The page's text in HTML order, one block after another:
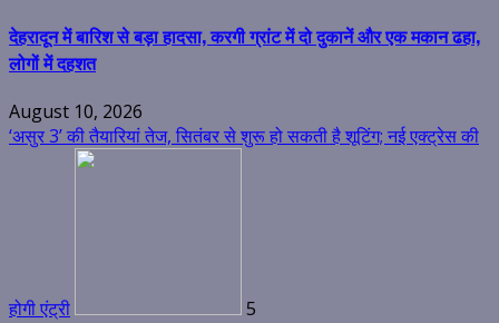
देहरादून में बारिश से बड़ा हादसा, करगी ग्रांट में दो दुकानें और एक मकान ढहा,
लोगों में दहशत
August 10, 2026
‘असुर 3’ की तैयारियां तेज, सितंबर से शुरू हो सकती है शूटिंग; नई एक्ट्रेस की
होगी एंट्री 5